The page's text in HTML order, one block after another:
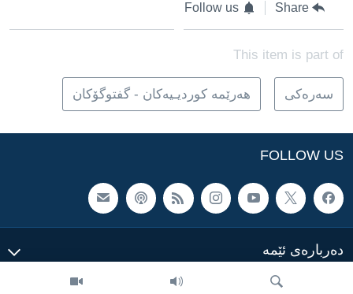
Share
Follow us
This item is part of
سه‌ره‌کی هه‌رێمه‌ کوردیـیه‌کان - گفتوگۆکان
FOLLOW US
ده‌رباره‌ی ئێمه‌